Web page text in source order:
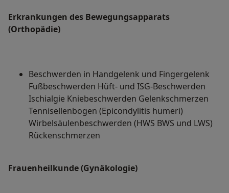
Erkrankungen des Bewegungsapparats
(Orthopädie)
Beschwerden in Handgelenk und Fingergelenk
Fußbeschwerden Hüft- und ISG-Beschwerden
Ischialgie Kniebeschwerden Gelenkschmerzen
Tennisellenbogen (Epicondylitis humeri)
Wirbelsäulenbeschwerden (HWS BWS und LWS)
Rückenschmerzen
Frauenheilkunde (Gynäkologie)